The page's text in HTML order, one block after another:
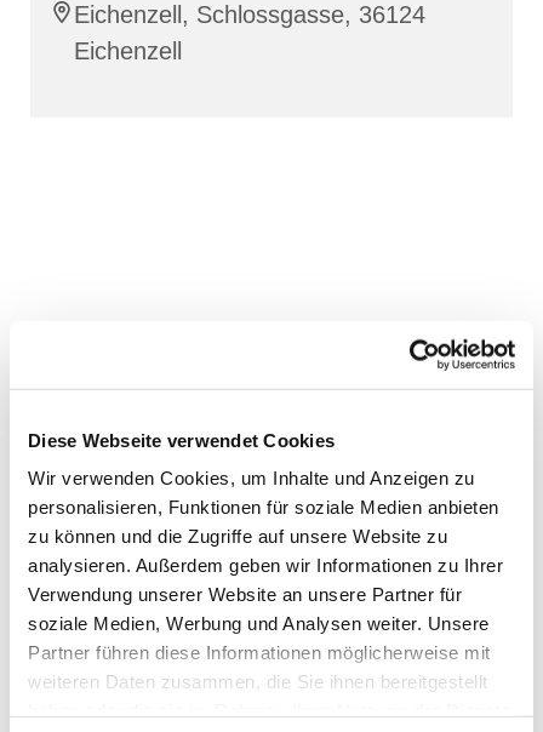
Diese Webseite verwendet Cookies
Wir verwenden Cookies, um Inhalte und Anzeigen zu
personalisieren, Funktionen für soziale Medien anbieten
zu können und die Zugriffe auf unsere Website zu
analysieren. Außerdem geben wir Informationen zu Ihrer
Verwendung unserer Website an unsere Partner für
soziale Medien, Werbung und Analysen weiter. Unsere
Partner führen diese Informationen möglicherweise mit
weiteren Daten zusammen, die Sie ihnen bereitgestellt
Eichenzell, Schlossgasse, 36124
Eichenzell
Dies könnte Sie auch
interessieren